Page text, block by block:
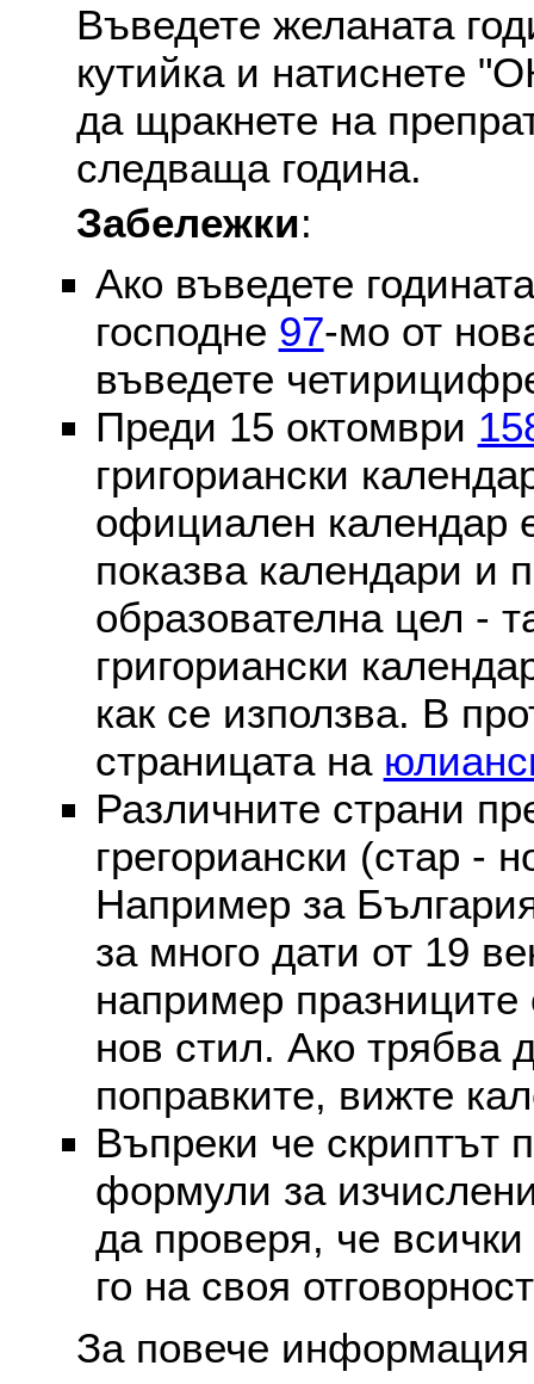
Въведете желаната
кутийка и натиснете
да щракнете на
следваща година.
Забележки:
Ако въведете
господне 97-мо от
въведете
Преди 15 октомври
григориански
официален календар
показва календари и
образователна цел -
григориански
как се използва. В
страницата на
Различните страни
грегориански (стар -
Например за
за много дати от 19
например празниците
нов стил. Ако трябва
поправките, вижте
Въпреки че скриптът
формули за
да проверя, че
го на своя
За повече информация